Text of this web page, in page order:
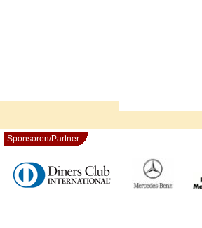
Sponsoren/Partner